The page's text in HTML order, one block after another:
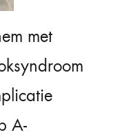
met
A-